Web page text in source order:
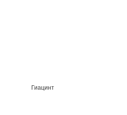
Гиацинт